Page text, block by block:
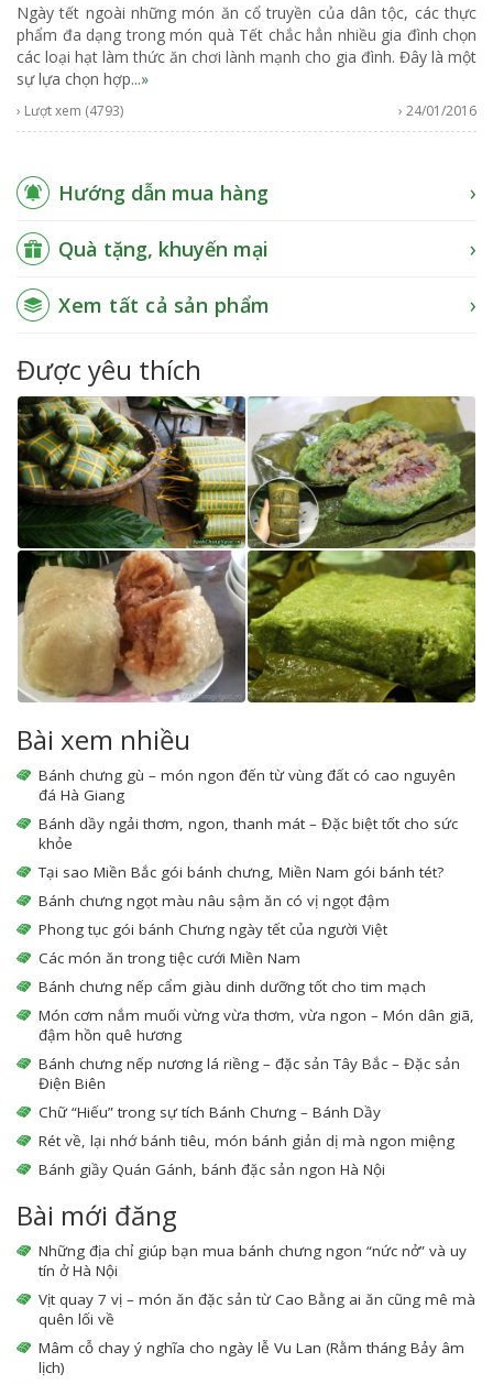
Ngày tết ngoài những món ăn cổ truyền của dân tộc, các thực
phẩm đa dạng trong món quà Tết chắc hẳn nhiều gia đình chọn
các loại hạt làm thức ăn chơi lành mạnh cho gia đình. Đây là một
sự lựa chọn hợp...»
› Lượt xem (4793) › 24/01/2016
Hướng dẫn mua hàng
Quà tặng, khuyến mại
Xem tất cả sản phẩm
Được yêu thích
Bài xem nhiều
Bánh chưng gù – món ngon đến từ vùng đất có cao nguyên
đá Hà Giang
Bánh dầy ngải thơm, ngon, thanh mát – Đặc biệt tốt cho sức
khỏe
Tại sao Miền Bắc gói bánh chưng, Miền Nam gói bánh tét?
Bánh chưng ngọt màu nâu sậm ăn có vị ngọt đậm
Phong tục gói bánh Chưng ngày tết của người Việt
Các món ăn trong tiệc cưới Miền Nam
Bánh chưng nếp cẩm giàu dinh dưỡng tốt cho tim mạch
Món cơm nắm muối vừng vừa thơm, vừa ngon – Món dân giã,
đậm hồn quê hương
Bánh chưng nếp nương lá riềng – đặc sản Tây Bắc – Đặc sản
Điện Biên
Chữ “Hiếu” trong sự tích Bánh Chưng – Bánh Dầy
Rét về, lại nhớ bánh tiêu, món bánh giản dị mà ngon miệng
Bánh giầy Quán Gánh, bánh đặc sản ngon Hà Nội
Bài mới đăng
Những địa chỉ giúp bạn mua bánh chưng ngon “nức nở” và uy
tín ở Hà Nội
Vịt quay 7 vị – món ăn đặc sản từ Cao Bằng ai ăn cũng mê mà
quên lối về
Mâm cỗ chay ý nghĩa cho ngày lễ Vu Lan (Rằm tháng Bảy âm
lịch)